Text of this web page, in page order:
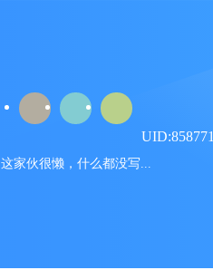
UID:858771
这家伙很懒，什么都没写...